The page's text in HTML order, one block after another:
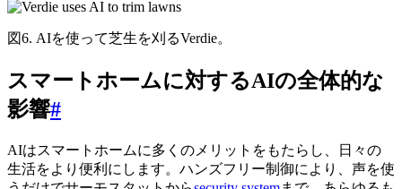
図6. AIを使って芝生を刈るVerdie。
スマートホームに対するAIの全体的な
影響#
AIはスマートホームに多くのメリットをもたらし、日々の
生活をより便利にします。ハンズフリー制御により、声を使